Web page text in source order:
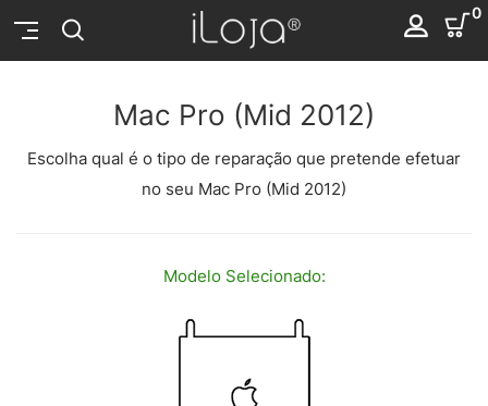
0
Mac Pro (Mid 2012)
Escolha qual é o tipo de reparação que pretende efetuar
no seu Mac Pro (Mid 2012)
Modelo Selecionado: